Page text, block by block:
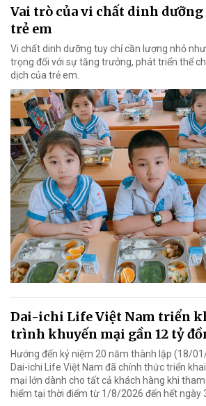
Vai trò của vi chất dinh
trẻ em
Vi chất dinh dưỡng tuy chỉ cần lượng nhỏ
trọng đối với sự tăng trưởng, phát triển thể
dịch của trẻ em.
Dai-ichi Life Việt Nam triển
trình khuyến mại gần 12 tỷ
Hướng đến kỷ niệm 20 năm thành lập (18/
Dai-ichi Life Việt Nam đã chính thức triển
mại lớn dành cho tất cả khách hàng khi
hiểm tại thời điểm từ 1/8/2026 đến hết ngày